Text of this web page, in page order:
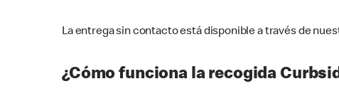
La entrega sin contacto está disponible a través de
¿Cómo funciona la recogida